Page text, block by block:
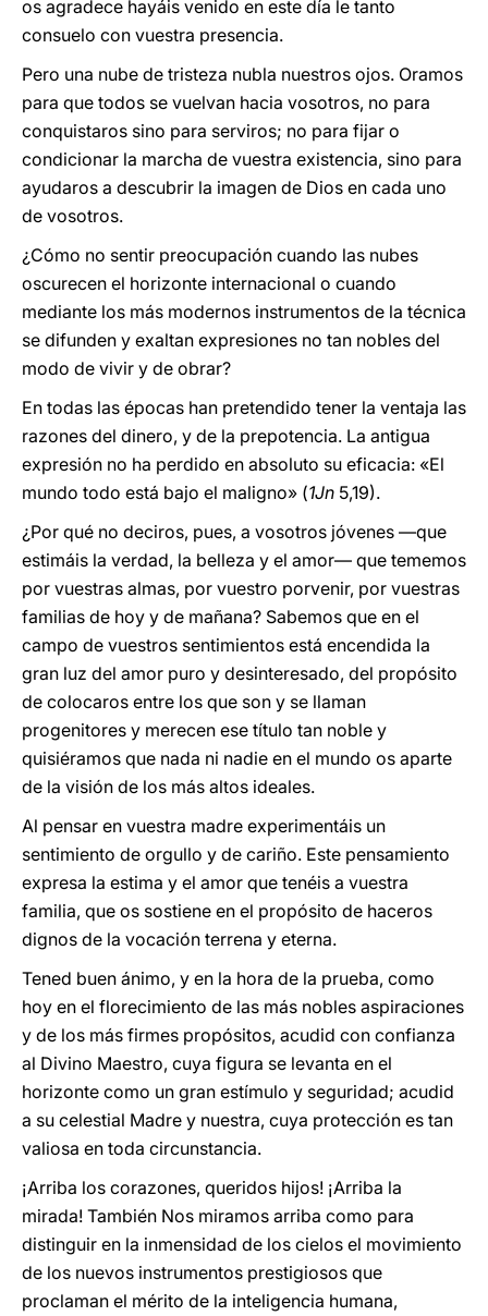
os agradece hayáis venido en este día le tanto
consuelo con vuestra presencia.
Pero una nube de tristeza nubla nuestros ojos. Oramos
para que todos se vuelvan hacia vosotros, no para
conquistaros sino para serviros; no para fijar o
condicionar la marcha de vuestra existencia, sino para
ayudaros a descubrir la imagen de Dios en cada uno
de vosotros.
¿Cómo no sentir preocupación cuando las nubes
oscurecen el horizonte internacional o cuando
mediante los más modernos instrumentos de la técnica
se difunden y exaltan expresiones no tan nobles del
modo de vivir y de obrar?
En todas las épocas han pretendido tener la ventaja las
razones del dinero, y de la prepotencia. La antigua
expresión no ha perdido en absoluto su eficacia: «El
mundo todo está bajo el maligno» (1Jn 5,19).
¿Por qué no deciros, pues, a vosotros jóvenes —que
estimáis la verdad, la belleza y el amor— que tememos
por vuestras almas, por vuestro porvenir, por vuestras
familias de hoy y de mañana? Sabemos que en el
campo de vuestros sentimientos está encendida la
gran luz del amor puro y desinteresado, del propósito
de colocaros entre los que son y se llaman
progenitores y merecen ese título tan noble y
quisiéramos que nada ni nadie en el mundo os aparte
de la visión de los más altos ideales.
Al pensar en vuestra madre experimentáis un
sentimiento de orgullo y de cariño. Este pensamiento
expresa la estima y el amor que tenéis a vuestra
familia, que os sostiene en el propósito de haceros
dignos de la vocación terrena y eterna.
Tened buen ánimo, y en la hora de la prueba, como
hoy en el florecimiento de las más nobles aspiraciones
y de los más firmes propósitos, acudid con confianza
al Divino Maestro, cuya figura se levanta en el
horizonte como un gran estímulo y seguridad; acudid
a su celestial Madre y nuestra, cuya protección es tan
valiosa en toda circunstancia.
¡Arriba los corazones, queridos hijos! ¡Arriba la
mirada! También Nos miramos arriba como para
distinguir en la inmensidad de los cielos el movimiento
de los nuevos instrumentos prestigiosos que
proclaman el mérito de la inteligencia humana,